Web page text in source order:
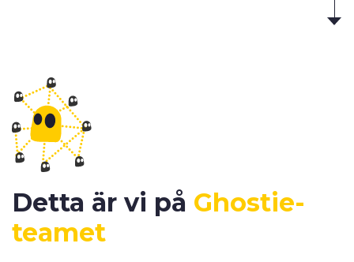
Detta är vi på Ghostie-
teamet